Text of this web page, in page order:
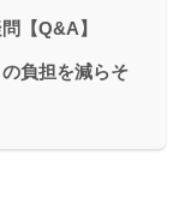
【Q&A】
負担を減らそ